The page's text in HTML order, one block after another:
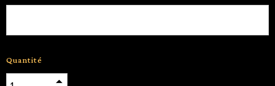
Quantité